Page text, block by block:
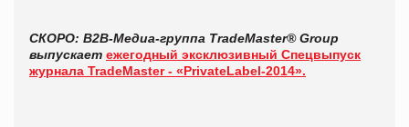
СКОРО: B2B-Медиа-группа TradeMaster® Group
выпускает ежегодный эксклюзивный Спецвыпуск
журнала TradeMaster - «PrivateLabel-2014».